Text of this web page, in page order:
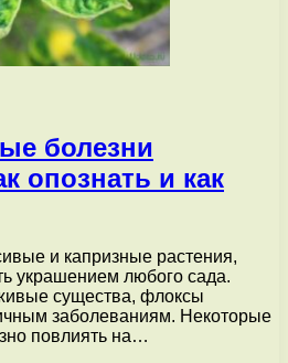
болезни
опознать и как
и капризные растения,
украшением любого сада.
существа, флоксы
заболеваниям. Некоторые
повлиять на…